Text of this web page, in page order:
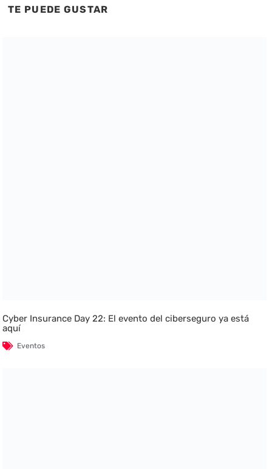
TE PUEDE GUSTAR
Cyber Insurance Day 22: El evento del ciberseguro ya está
aquí
Eventos